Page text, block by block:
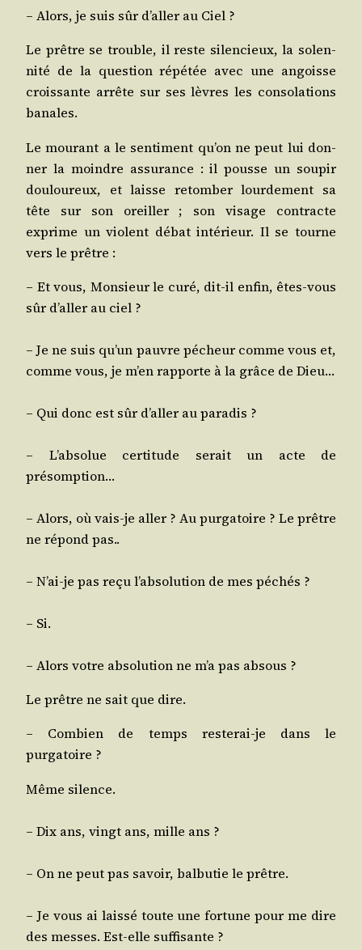
– Alors, je suis sûr d’al­ler au Ciel ?
Le prêtre se trouble, il reste silen­cieux, la solen­
ni­té de la ques­tion répé­tée avec une angoisse
crois­sante arrête sur ses lèvres les conso­la­tions
banales.
Le mou­rant a le sen­ti­ment qu’on ne peut lui don­
ner la moindre assu­rance : il pousse un sou­pir
dou­lou­reux, et laisse retom­ber lour­de­ment sa
tête sur son oreiller ; son visage contracte
exprime un violent débat inté­rieur. Il se tourne
vers le prêtre :
– Et vous, Mon­sieur le curé, dit-il enfin, êtes-vous
sûr d’al­ler au ciel ?
– Je ne suis qu’un pauvre pécheur comme vous et,
comme vous, je m’en rap­porte à la grâce de Dieu…
– Qui donc est sûr d’al­ler au paradis ?
– L’ab­so­lue cer­ti­tude serait un acte de
présomption…
– Alors, où vais-je aller ? Au pur­ga­toire ? Le prêtre
ne répond pas..
– N’ai-je pas reçu l’ab­so­lu­tion de mes péchés ?
– Si.
– Alors votre abso­lu­tion ne m’a pas absous ?
Le prêtre ne sait que dire.
– Com­bien de temps res­te­rai-je dans le
purgatoire ?
Même silence.
– Dix ans, vingt ans, mille ans ?
– On ne peut pas savoir, bal­bu­tie le prêtre.
– Je vous ai lais­sé toute une for­tune pour me dire
des messes. Est-elle suffisante ?